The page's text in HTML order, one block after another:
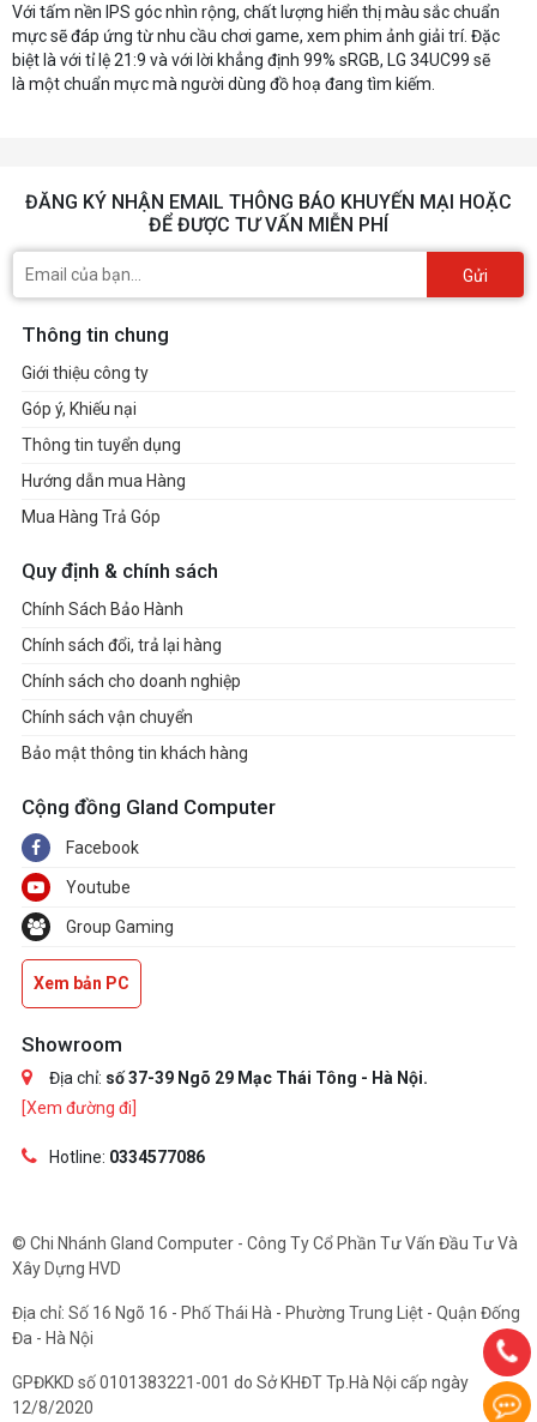
Với tấm nền IPS góc nhìn rộng, chất lượng hiển thị màu sắc chuẩn
mực sẽ đáp ứng từ nhu cầu chơi game, xem phim ảnh giải trí. Đặc
biệt là với tỉ lệ 21:9 và với lời khẳng định 99% sRGB, LG 34UC99 sẽ
là một chuẩn mực mà người dùng đồ hoạ đang tìm kiếm.
ĐĂNG KÝ NHẬN EMAIL THÔNG BÁO KHUYẾN MẠI HOẶC
ĐỂ ĐƯỢC TƯ VẤN MIỄN PHÍ
Gửi
Thông tin chung
Giới thiệu công ty
Góp ý, Khiếu nại
Thông tin tuyển dụng
Hướng dẫn mua Hàng
Mua Hàng Trả Góp
Quy định & chính sách
Chính Sách Bảo Hành
Chính sách đổi, trả lại hàng
Chính sách cho doanh nghiệp
Chính sách vận chuyển
Bảo mật thông tin khách hàng
Cộng đồng Gland Computer
Facebook
Youtube
Group Gaming
Xem bản PC
Showroom
Địa chỉ: số 37-39 Ngõ 29 Mạc Thái Tông - Hà Nội.
[Xem đường đi]
Hotline: 0334577086
© Chi Nhánh Gland Computer - Công Ty Cổ Phần Tư Vấn Đầu Tư Và
Xây Dựng HVD
Địa chỉ: Số 16 Ngõ 16 - Phố Thái Hà - Phường Trung Liệt - Quận Đống
Đa - Hà Nội
GPĐKKD số 0101383221-001 do Sở KHĐT Tp.Hà Nội cấp ngày
12/8/2020